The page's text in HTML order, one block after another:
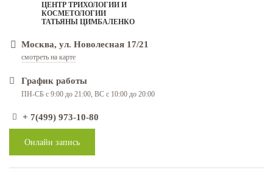
ЦЕНТР ТРИХОЛОГИИ И
КОСМЕТОЛОГИИ
ТАТЬЯНЫ ЦИМБАЛЕНКО
Москва, ул. Новолесная 17/21
смотреть на карте
График работы
ПН-СБ с 9:00 до 21:00, ВС с 10:00 до 20:00
+ 7(499) 973-10-80
Онлайн запись